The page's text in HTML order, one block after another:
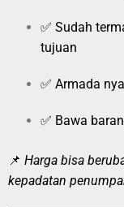
✅ Sudah
tujuan
✅ Armada
✅ Bawa
📌 Harga bisa
kepadatan